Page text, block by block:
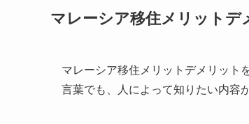
マレーシア移住メリットデ
マレーシア移住メリットデメリット
言葉でも、人によって知りたい内容